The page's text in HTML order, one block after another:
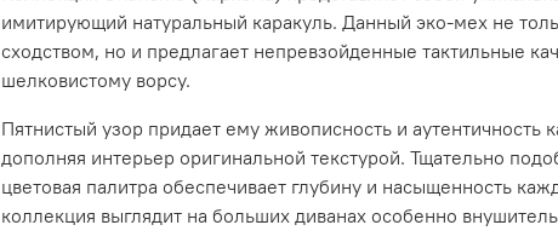
имитирующий натуральный каракуль. Данный эко-мех не
сходством, но и предлагает непревзойденные тактильные
шелковистому ворсу.
Пятнистый узор придает ему живописность и аутентичность
дополняя интерьер оригинальной текстурой. Тщательно
цветовая палитра обеспечивает глубину и насыщенность
коллекция выглядит на больших диванах особенно